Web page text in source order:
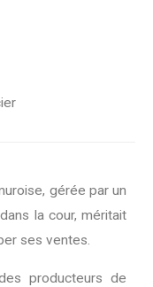
gérée par un
la cour, méritait
ses ventes.
producteurs de